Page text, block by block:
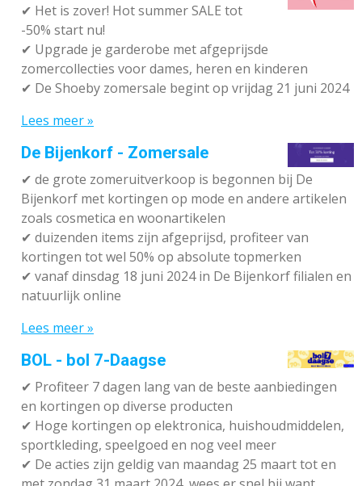
✔ Het is zover! Hot summer SALE tot
-50% start nu!
✔ Upgrade je garderobe met afgeprijsde
zomercollecties voor dames, heren en kinderen
✔ De Shoeby zomersale begint op vrijdag 21 juni 2024
Lees meer »
De Bijenkorf - Zomersale
✔ de grote zomeruitverkoop is begonnen bij De
Bijenkorf met kortingen op mode en andere artikelen
zoals cosmetica en woonartikelen
✔ duizenden items zijn afgeprijsd, profiteer van
kortingen tot wel 50% op absolute topmerken
✔ vanaf dinsdag 18 juni 2024 in De Bijenkorf filialen en
natuurlijk online
Lees meer »
BOL - bol 7-Daagse
✔ Profiteer 7 dagen lang van de beste aanbiedingen
en kortingen op diverse producten
✔ Hoge kortingen op elektronica, huishoudmiddelen,
sportkleding, speelgoed en nog veel meer
✔ De acties zijn geldig van maandag 25 maart tot en